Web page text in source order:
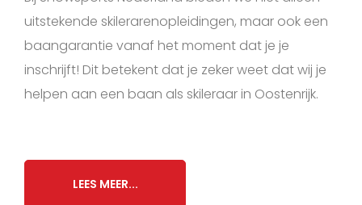
uitstekende skilerarenopleidingen, maar ook een
baangarantie vanaf het moment dat je je
inschrijft! Dit betekent dat je zeker weet dat wij je
helpen aan een baan als skileraar in Oostenrijk.
LEES MEER...